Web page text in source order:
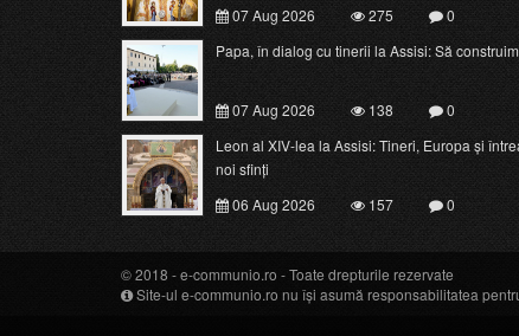
07 Aug 2026
275
0
Papa, în dialog cu tinerii la Assisi: Să
07 Aug 2026 138
0
Leon al XIV-lea la Assisi: Tineri, Europa și
noi sfinți
06 Aug 2026
157 0
© 2018 -e-communio.ro - Toate drepturile rezervate
Site-ul e-communio.ro nu își asumă responsabilitatea